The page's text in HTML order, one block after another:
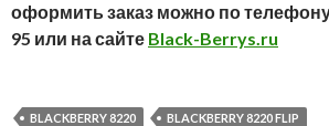
оформить заказ можно по телефону
95 или на сайте Black-Berrys.ru
BLACKBERRY 8220
BLACKBERRY 8220 FLIP